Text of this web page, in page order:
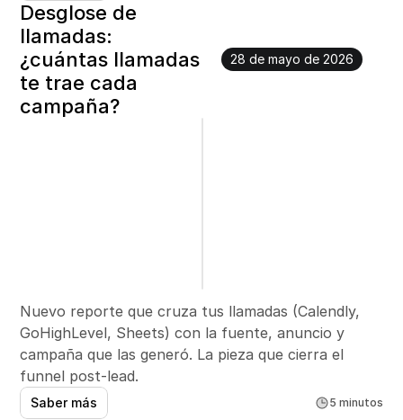
Desglose de
llamadas:
¿cuántas llamadas
te trae cada
campaña?
28 de mayo de 2026
Nuevo reporte que cruza tus llamadas (Calendly,
GoHighLevel, Sheets) con la fuente, anuncio y
campaña que las generó. La pieza que cierra el
funnel post-lead.
Saber más 5 minutos